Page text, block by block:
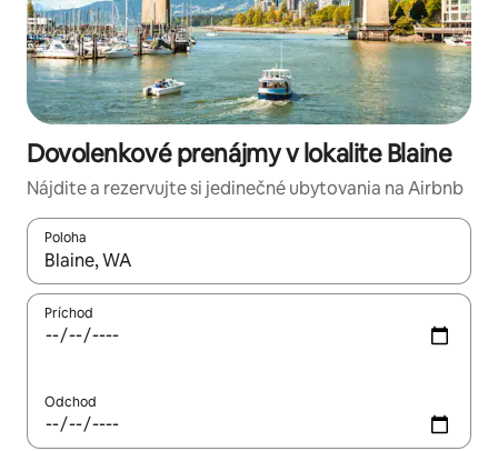
Dovolenkové prenájmy v lokalite Blaine
Nájdite a rezervujte si jedinečné ubytovania na Airbnb
Poloha
Keď budú výsledky k dispozícii, môžete si ich prechádzať
Príchod
Odchod